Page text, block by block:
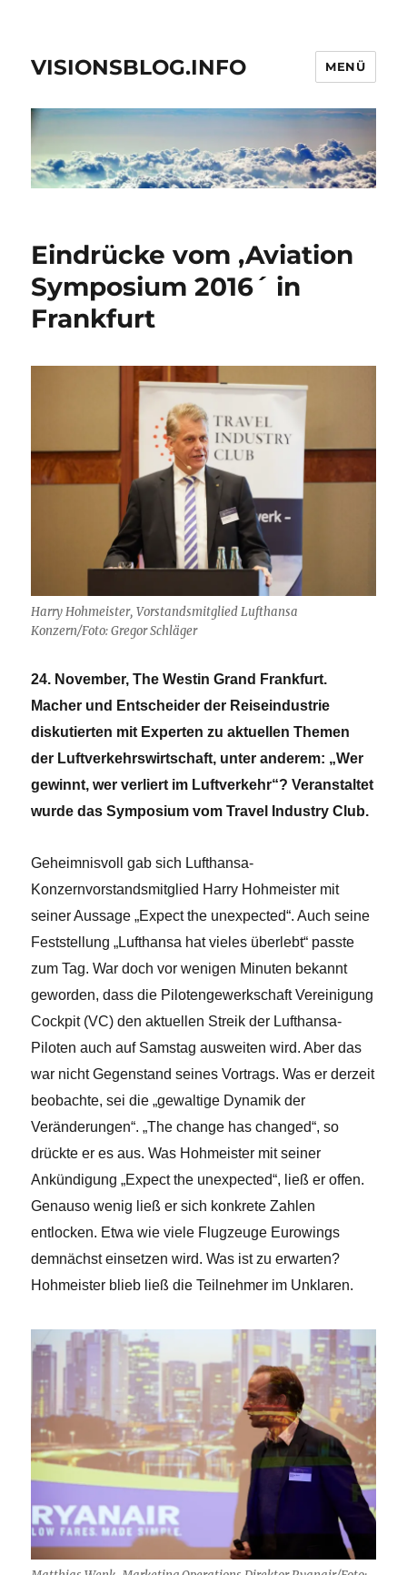
VISIONSBLOG.INFO MENÜ
Eindrücke vom ,Aviation
Symposium 2016´ in
Frankfurt
Harry Hohmeister, Vorstandsmitglied Lufthansa
Konzern/Foto: Gregor Schläger
24. November, The Westin Grand Frankfurt.
Macher und Entscheider der Reiseindustrie
diskutierten mit Experten zu aktuellen Themen
der Luftverkehrswirtschaft, unter anderem: „Wer
gewinnt, wer verliert im Luftverkehr“? Veranstaltet
wurde das Symposium vom Travel Industry Club.
Geheimnisvoll gab sich Lufthansa-
Konzernvorstandsmitglied Harry Hohmeister mit
seiner Aussage „Expect the unexpected“. Auch seine
Feststellung „Lufthansa hat vieles überlebt“ passte
zum Tag. War doch vor wenigen Minuten bekannt
geworden, dass die Pilotengewerkschaft Vereinigung
Cockpit (VC) den aktuellen Streik der Lufthansa-
Piloten auch auf Samstag ausweiten wird. Aber das
war nicht Gegenstand seines Vortrags. Was er derzeit
beobachte, seidie „gewaltige Dynamik der
Veränderungen“. „The change has changed“, so
drückte er es aus. Was Hohmeister mit seiner
Ankündigung „Expect the unexpected“, ließ er offen.
Genauso wenig ließ er sich konkrete Zahlen
entlocken. Etwa wie viele Flugzeuge Eurowings
demnächst einsetzen wird. Was ist zu erwarten?
Hohmeister blieb ließ die Teilnehmer im Unklaren.